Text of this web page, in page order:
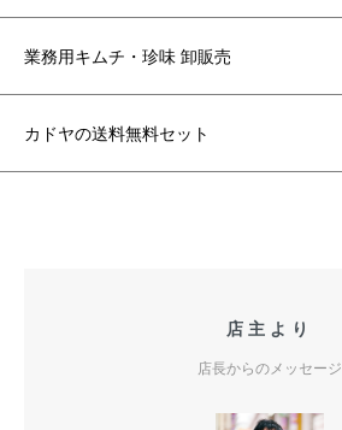
業務用キムチ・珍味 卸販売
カドヤの送料無料セット
店主より
店長からのメッセージ